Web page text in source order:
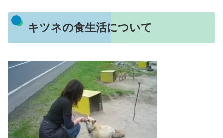
キツネの食生活について